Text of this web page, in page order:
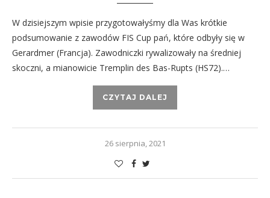
W dzisiejszym wpisie przygotowałyśmy dla Was krótkie
podsumowanie z zawodów FIS Cup pań, które odbyły się w
Gerardmer (Francja). Zawodniczki rywalizowały na średniej
skoczni, a mianowicie Tremplin des Bas-Rupts (HS72).…
CZYTAJ DALEJ
26 sierpnia, 2021